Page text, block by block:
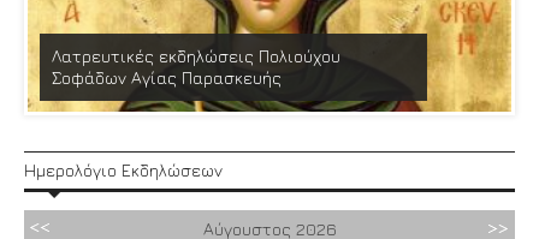
Λατρευτικές εκδηλώσεις Πολιούχου
Σοφάδων Αγίας Παρασκευής
Ημερολόγιο Εκδηλώσεων
Αύγουστος 2026